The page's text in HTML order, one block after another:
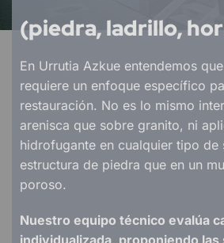
(piedra, ladrillo,
En Urrutia Azkue entendemos
requiere un enfoque específico
restauración. No es lo mismo
arenisca que sobre granito, ni
hidrofugante en cualquier tipo de
estructura de piedra que en un
poroso.
Nuestro equipo técnico evalúa